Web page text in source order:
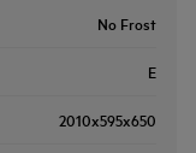
No Frost
E
2010x595x650